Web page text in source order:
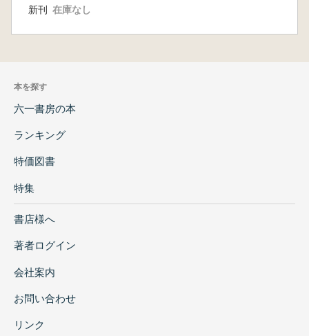
新刊 在庫なし
本を探す
六一書房の本
ランキング
特価図書
特集
書店様へ
著者ログイン
会社案内
お問い合わせ
リンク